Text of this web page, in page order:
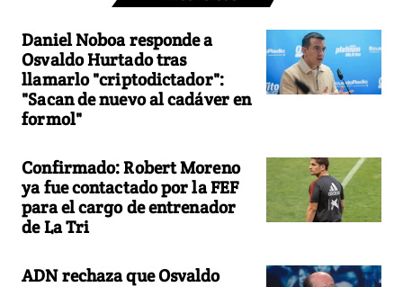
Daniel Noboa responde a
Osvaldo Hurtado tras
llamarlo "criptodictador":
"Sacan de nuevo al cadáver en
formol"
Confirmado: Robert Moreno
ya fue contactado por la FEF
para el cargo de entrenador
de La Tri
ADN rechaza que Osvaldo